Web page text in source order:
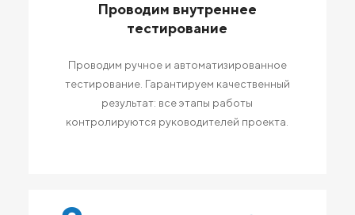
Проводим внутреннее
тестирование
Проводим ручное и автоматизированное
тестирование. Гарантируем качественный
результат: все этапы работы
контролируются руководителей проекта.